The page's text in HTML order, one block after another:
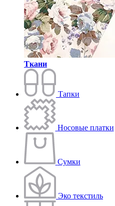
Ткани
Тапки
Носовые платки
Сумки
Эко текстиль